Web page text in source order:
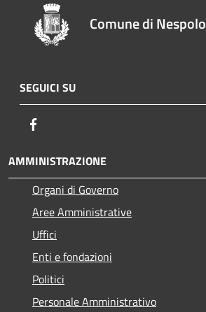
Comune di Nespolo
SEGUICI SU
AMMINISTRAZIONE
Organi di Governo
Aree Amministrative
Uffici
Enti e fondazioni
Politici
Personale Amministrativo